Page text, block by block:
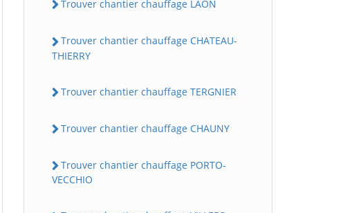
Trouver chantier chauffage LAON
Trouver chantier chauffage CHATEAU-
THIERRY
Trouver chantier chauffage TERGNIER
Trouver chantier chauffage CHAUNY
Trouver chantier chauffage PORTO-
VECCHIO